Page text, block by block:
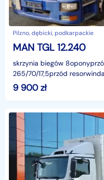
Pilzno, dębicki, podkarpackie
MAN TGL 12.240
skrzynia biegów
265/70/17,5przód
ładowność 5900
9 900zł